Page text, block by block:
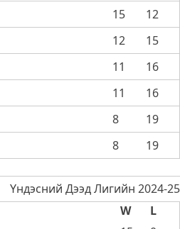
15
12
12
15
11
16
11
16
8
19
8 19
Үндэсний Дээд Лигийн 2024-25
W
L